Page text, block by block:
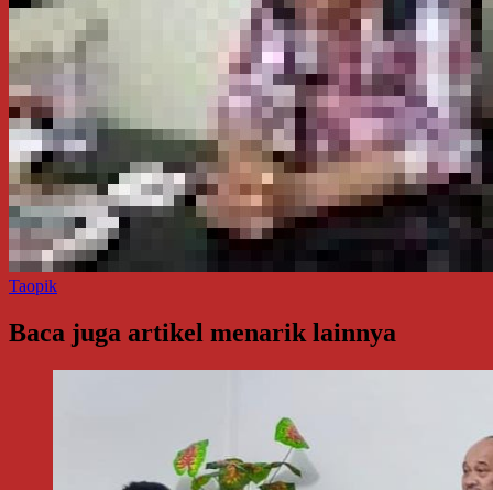
Taopik
Baca juga artikel menarik lainnya